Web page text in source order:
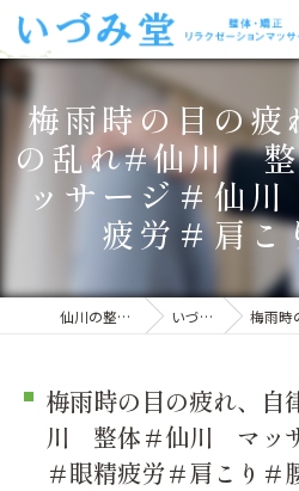
梅雨時の目の
の乱れ#仙川
ッサージ＃仙
疲労＃肩こ
仙川の整体ならいづみ堂整体院 いづみ堂のブログ 梅雨時の目の疲れ
梅雨時の目の疲れ、自
川 整体＃仙川 マッ
＃眼精疲労＃肩こり＃